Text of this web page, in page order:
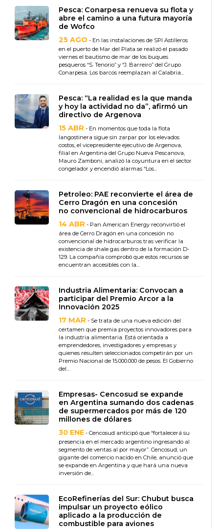
Pesca: Conarpesa renueva su flota y
abre el camino a una futura mayoría
de Wofco
25 AGO - En las instalaciones de SPI Astilleros
en el puerto de Mar del Plata se realizó el pasado
viernes el bautismo de mar de los buques
pesqueros “S. Tenorio” y “J. Barreiro” del Grupo
Conarpesa. Los barcos reemplazan al Calabria...
Pesca: “La realidad es la que manda
y hoy la actividad no da”, afirmó un
directivo de Argenova
15 ABR - En momentos que toda la flota
langostinera sigue sin zarpar por los elevados
costos, el vicepresidente ejecutivo de Argenova,
filial en Argentina del Grupo Nueva Pescanova,
Mauro Zamboni, analizó la coyuntura en el sector
congelador y encendió alarmas “Los...
Petroleo: PAE reconvierte el área de
Cerro Dragón en una concesión
no convencional de hidrocarburos
14 ABR - Pan American Energy reconvirtió el
área de Cerro Dragón en una concesión no
convencional de hidrocarburos tras verificar la
existencia de shale gas dentro de la formación D-
129. La compañía comprobó que estos recursos se
encuentran accesibles con la...
Industria Alimentaria: Convocan a
participar del Premio Arcor a la
Innovación 2025
17 MAR - Se trata de una nueva edición del
certamen que premia proyectos innovadores para
la industria alimentaria. Está orientada a
emprendedores, investigadores y empresas y
quienes resulten seleccionados competirán por un
Premio Nacional de 15.000.000 de pesos. El Gobierno
del...
Empresas- Cencosud se expande
en Argentina sumando dos cadenas
de supermercados por más de 120
millones de dólares
30 ENE - Cencosud anticipó que “fortalecerá su
presencia en el mercado argentino ingresando al
segmento de ventas al por mayor”. Cencosud, un
gigante del comercio nacido en Chile, anunció que
se expande en Argentina y que hará una nueva
inversión de...
EcoRefinerías del Sur: Chubut busca
impulsar un proyecto eólico
aplicado a la producción de
combustible para aviones